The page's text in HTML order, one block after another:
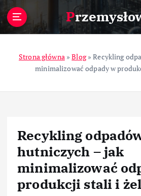
Strona główna»Blog»Recykling
minimalizować odpady w
Recykling
hutniczych – jak
minimalizować
produkcji stali i